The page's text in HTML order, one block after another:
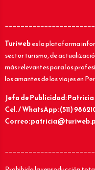
Turiwebes la plataforma
sector turismo, de
más relevantes para los
los amantes de los viajes en
Jefa de Publicidad:
Cel. / WhatsApp: (511)
Correo: